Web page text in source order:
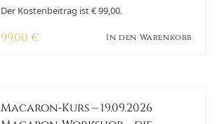
Der Kostenbeitrag ist € 99,00.
99,00 € In den Warenkorb
Macaron-Kurs – 19.09.2026